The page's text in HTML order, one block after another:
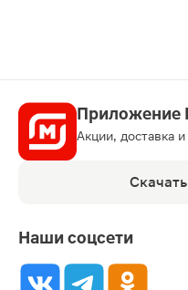
Приложение
Акции, доставка
Наши соцсети